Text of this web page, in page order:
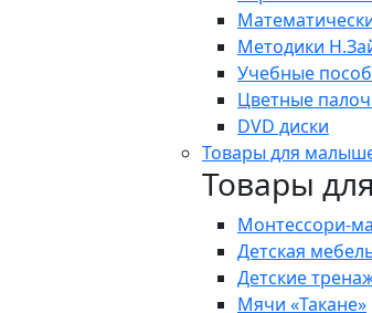
Методики
Учебные
Цветные
DVD диски
Товары для
Товары
Монтессори-
Детская
Детские
Мячи «Такане»